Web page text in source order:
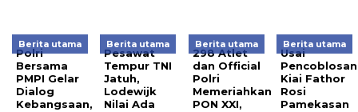
Berita utama
Polri
Bersama
PMPI Gelar
Dialog
Kebangsaan,
Berita utama
Pesawat
Tempur TNI
Jatuh,
Lodewijk
Nilai Ada
Berita utama
298 Atlet
dan Official
Polri
Memeriahkan
PON XXI,
Berita utama
Usai
Kiai Fathor
Rosi
Pamekasan